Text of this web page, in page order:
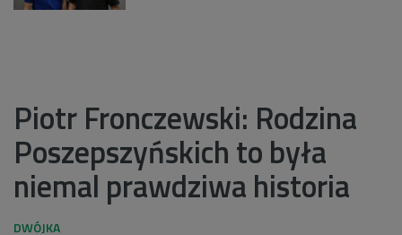
Piotr Fronczewski: Rodzina
Poszepszyńskich to była
niemal prawdziwa historia